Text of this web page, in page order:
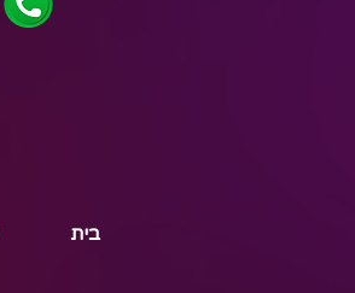
בית